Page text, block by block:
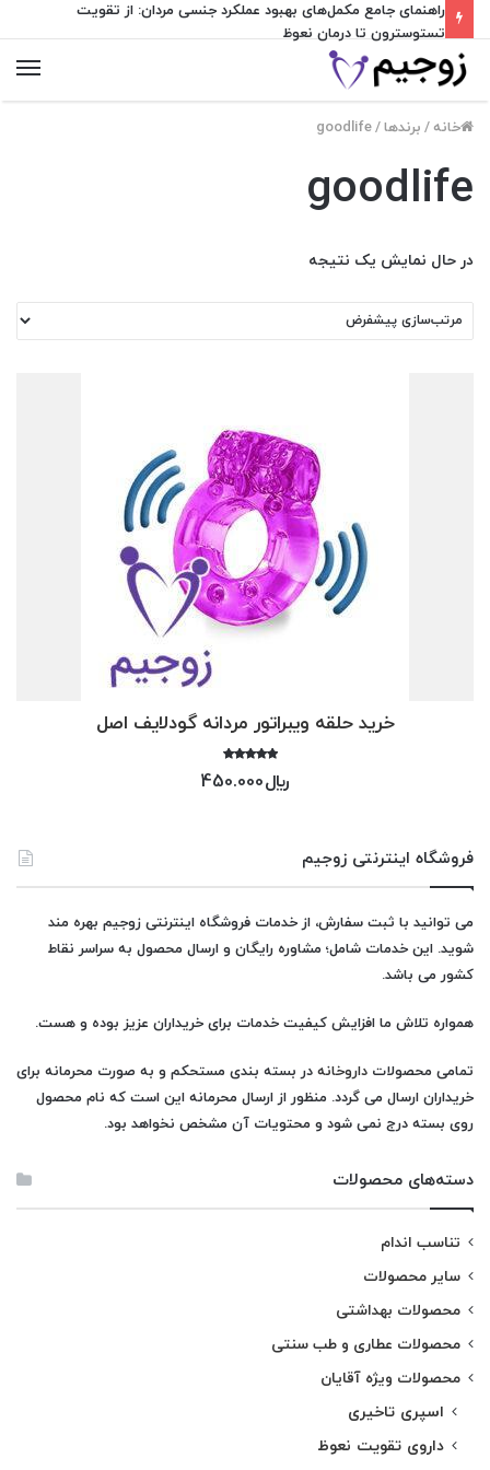
راهنمای جامع مکمل‌های بهبود عملکرد جنسی مردان: از تقویت
تستوسترون تا درمان نعوظ
خانه / برندها/
goodlife
goodlife
در حال نمایش یک نتیجه
خرید حلقه ویبراتور مردانه گودلایف اصل
5.00
﷼450.000
فروشگاه اینترنتی زوجیم
می توانید با ثبت سفارش، از خدمات فروشگاه اینترنتی زوجیم بهره مند
شوید. این خدمات شامل؛ مشاوره رایگان و ارسال محصول به سراسر نقاط
کشور می باشد.
همواره تلاش ما افزایش کیفیت خدمات برای خریداران عزیز بوده و هست.
تمامی محصولات داروخانه در بسته بندی مستحکم و به صورت محرمانه برای
خریداران ارسال می گردد. منظور از ارسال محرمانه این است که نام محصول
روی بسته درج نمی شود و محتویات آن مشخص نخواهد بود.
دسته‌های محصولات
تناسب اندام
سایر محصولات
محصولات بهداشتی
محصولات عطاری و طب سنتی
محصولات ویژه آقایان
اسپری تاخیری
داروی تقویت نعوظ